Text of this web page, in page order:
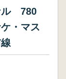
ル 780
・マス